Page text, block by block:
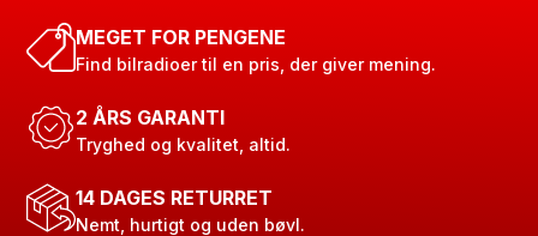
MEGET FOR PENGENE
Find bilradioer til en pris, der giver mening.
2 ÅRS GARANTI
Tryghed og kvalitet, altid.
14 DAGES RETURRET
Nemt, hurtigt og uden bøvl.